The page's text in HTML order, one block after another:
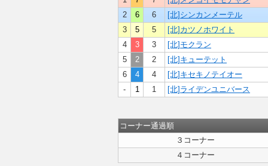
2
6 6
[北]シンカンメーテル
3
5 5
[北]カツノホワイト
4
3 3
[北]モクラン
5
2 2
[北]キューテット
6
4 4
[北]キセキノテイオー
-
1 1 [北]ライデンユニバース
コーナー通過順
３コーナー
４コーナー